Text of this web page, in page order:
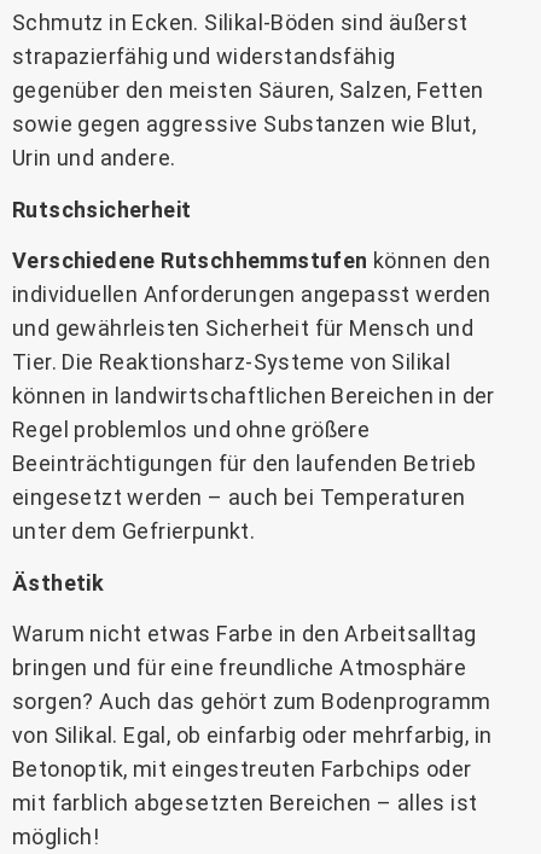
Schmutz in Ecken. Silikal-Böden sind äußerst
strapazierfähig und widerstandsfähig
gegenüber den meisten Säuren, Salzen, Fetten
sowie gegen aggressive Substanzen wie Blut,
Urin und andere.
Rutschsicherheit
Verschiedene Rutschhemmstufen können den
individuellen Anforderungen angepasst werden
und gewährleisten Sicherheit für Mensch und
Tier. Die Reaktionsharz-Systeme von Silikal
können in landwirtschaftlichen Bereichen in der
Regel problemlos und ohne größere
Beeinträchtigungen für den laufenden Betrieb
eingesetzt werden – auch bei Temperaturen
unter dem Gefrierpunkt.
Ästhetik
Warum nicht etwas Farbe in den Arbeitsalltag
bringen und für eine freundliche Atmosphäre
sorgen? Auch das gehört zum Bodenprogramm
von Silikal. Egal, ob einfarbig oder mehrfarbig, in
Betonoptik, mit eingestreuten Farbchips oder
mit farblich abgesetzten Bereichen – alles ist
möglich!